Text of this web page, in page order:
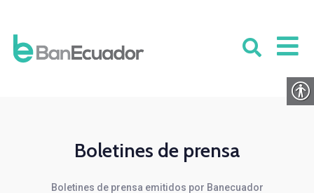
Boletines de prensa
Boletines de prensa emitidos por Banecuador